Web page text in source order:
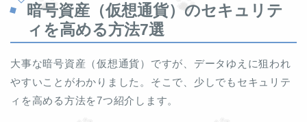
暗号資産（仮想通貨）のセキュリテ
ィを高める方法7選
大事な暗号資産（仮想通貨）ですが、データゆえに狙われ
やすいことがわかりました。そこで、少しでもセキュリテ
ィを高める方法を7つ紹介します。